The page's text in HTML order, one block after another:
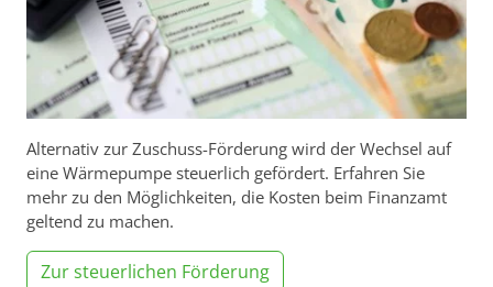
Alternativ zur Zuschuss-Förderung wird der Wechsel auf
eine Wärmepumpe steuerlich gefördert. Erfahren Sie
mehr zu den Möglichkeiten, die Kosten beim Finanzamt
geltend zu machen.
Zur steuerlichen Förderung